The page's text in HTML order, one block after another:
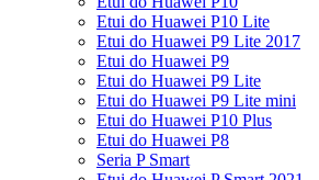
Etui do Huawei P10 Lite
Etui do Huawei P9 Lite 2017
Etui do Huawei P9
Etui do Huawei P9 Lite
Etui do Huawei P9 Lite mini
Etui do Huawei P10 Plus
Etui do Huawei P8
Seria P Smart